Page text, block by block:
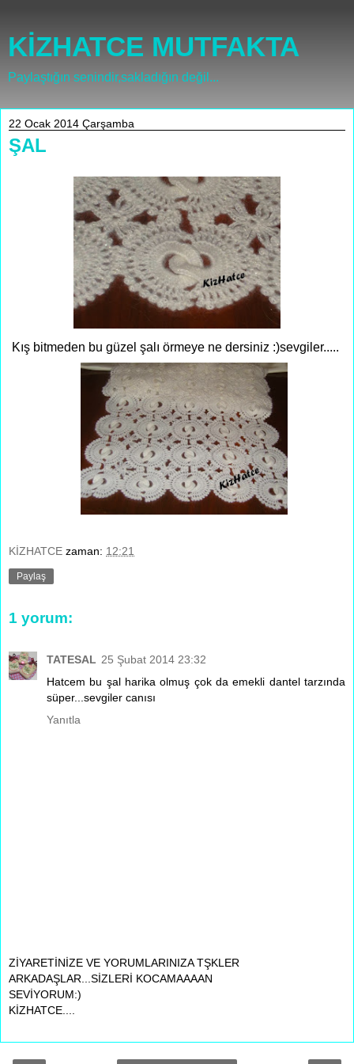
KİZHATCE MUTFAKTA
Paylaştığın senindir,sakladığın değil...
22 Ocak 2014 Çarşamba
ŞAL
Kış bitmeden bu güzel şalı örmeye ne dersiniz :)sevgiler.....
KİZHATCE zaman: 12:21
Paylaş
1 yorum:
TATESAL 25 Şubat 2014 23:32
Hatcem bu şal harika olmuş çok da emekli dantel tarzında
süper...sevgiler canısı
Yanıtla
ZİYARETİNİZE VE YORUMLARINIZA TŞKLER
ARKADAŞLAR...SİZLERİ KOCAMAAAAN
SEVİYORUM:)
KİZHATCE....